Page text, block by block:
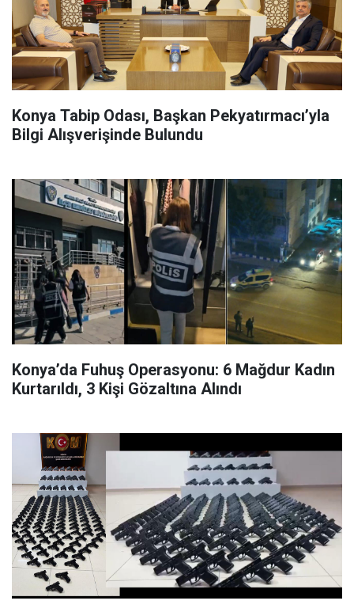
Konya Tabip Odası, Başkan Pekyatırmacı’yla
Bilgi Alışverişinde Bulundu
Konya’da Fuhuş Operasyonu: 6 Mağdur Kadın
Kurtarıldı, 3 Kişi Gözaltına Alındı